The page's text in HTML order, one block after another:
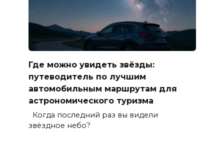
Где можно увидеть звёзды:
путеводитель по лучшим
автомобильным маршрутам для
астрономического туризма
Когда последний раз вы видели
звёздное небо?